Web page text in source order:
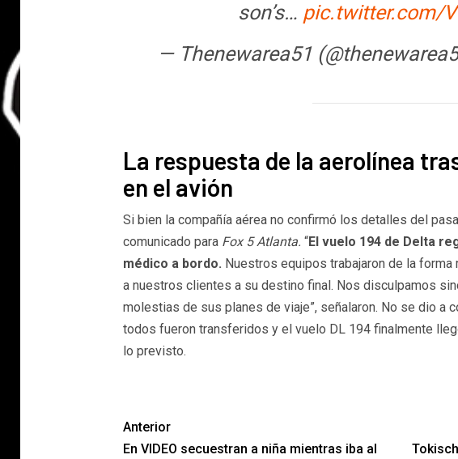
son’s… pic.twitter.com/
— Thenewarea51
La respuesta de la aerolínea
en el avión
Si bien la compañía aérea no confirmó los detalles del
comunicado para Fox 5 Atlanta. “El vuelo 194 de Delta
médico a bordo. Nuestros equipos trabajaron de la
a nuestros clientes a su destino final. Nos disculpamos
molestias de sus planes de viaje”, señalaron. No se dio a
todos fueron transferidos y el vuelo DL 194 finalmente
lo previsto.
Anterior
En VIDEO secuestran a niña mientras iba al